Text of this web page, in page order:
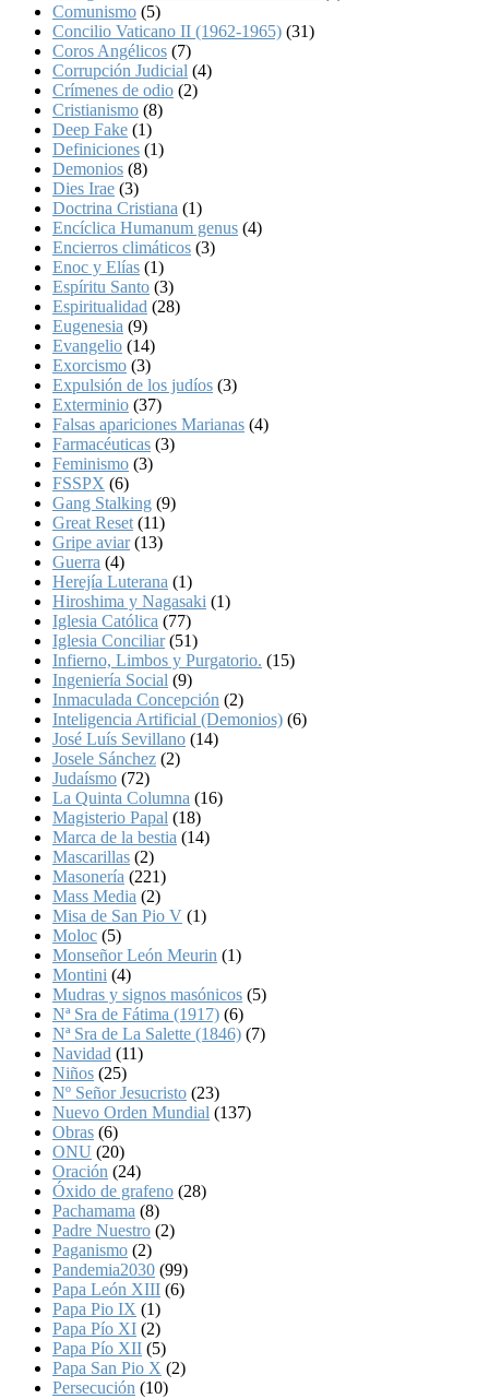
Comunismo (5)
Concilio Vaticano II (1962-1965) (31)
Coros Angélicos (7)
Corrupción Judicial (4)
Crímenes de odio (2)
Cristianismo (8)
Deep Fake (1)
Definiciones (1)
Demonios (8)
Dies Irae (3)
Doctrina Cristiana (1)
Encíclica Humanum genus (4)
Encierros climáticos (3)
Enoc y Elías (1)
Espíritu Santo (3)
Espiritualidad (28)
Eugenesia (9)
Evangelio (14)
Exorcismo (3)
Expulsión de los judíos (3)
Exterminio (37)
Falsas apariciones Marianas (4)
Farmacéuticas (3)
Feminismo (3)
FSSPX (6)
Gang Stalking (9)
Great Reset (11)
Gripe aviar(13)
Guerra (4)
Herejía Luterana (1)
Hiroshima y Nagasaki (1)
Iglesia Católica (77)
Iglesia Conciliar(51)
Infierno, Limbos y Purgatorio. (15)
Ingeniería Social (9)
Inmaculada Concepción (2)
Inteligencia Artificial (Demonios) (6)
José Luís Sevillano (14)
Josele Sánchez (2)
Judaísmo (72)
La Quinta Columna (16)
Magisterio Papal (18)
Marca de la bestia (14)
Mascarillas (2)
Masonería (221)
Mass Media (2)
Misa de San Pio V (1)
Moloc (5)
Monseñor León Meurin (1)
Montini (4)
Mudras y signos masónicos (5)
Nª Sra de Fátima (1917) (6)
Nª Sra de La Salette (1846) (7)
Navidad (11)
Niños (25)
Nº Señor Jesucristo (23)
Nuevo Orden Mundial (137)
Obras (6)
ONU (20)
Oración (24)
Óxido de grafeno (28)
Pachamama (8)
Padre Nuestro (2)
Paganismo (2)
Pandemia2030 (99)
Papa León XIII (6)
Papa Pio IX (1)
Papa Pío XI (2)
Papa Pío XII (5)
Papa San Pio X (2)
Persecución (10)